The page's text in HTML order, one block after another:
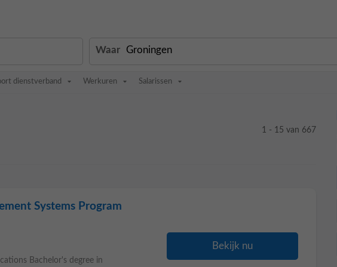
Waar
dienstverband Werkuren Salarissen
1 - 15 van 667
Systems Program
Bachelor's degree in
Bekijk nu